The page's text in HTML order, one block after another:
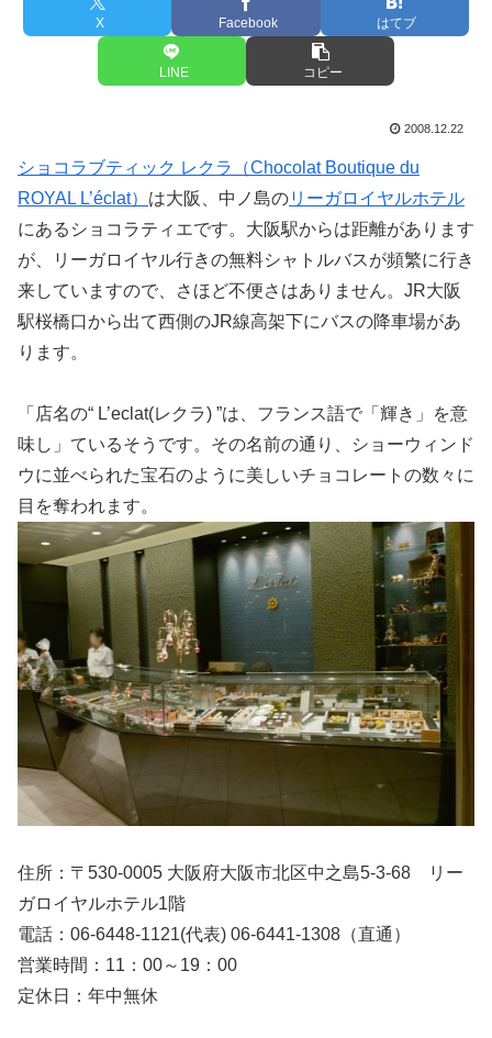
X Facebook はてブ
LINE コピー
2008.12.22
ショコラブティック レクラ（Chocolat Boutique du
ROYAL L’éclat） は大阪、中ノ島のリーガロイヤルホテル
にあるショコラティエです。大阪駅からは距離があります
が、リーガロイヤル行きの無料シャトルバスが頻繁に行き
来していますので、さほど不便さはありません。JR大阪
駅桜橋口から出て西側のJR線高架下にバスの降車場があ
ります。
「店名の“ L’eclat(レクラ) ”は、フランス語で「輝き」を意
味し」ているそうです。その名前の通り、ショーウィンド
ウに並べられた宝石のように美しいチョコレートの数々に
目を奪われます。
住所：〒530-0005 大阪府大阪市北区中之島5-3-68 リー
ガロイヤルホテル1階
電話：06-6448-1121(代表) 06-6441-1308（直通）
営業時間：11：00～19：00
定休日：年中無休